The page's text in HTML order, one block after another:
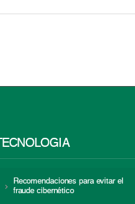
TECNOLOGÍA
Recomendaciones para evitar el
fraude cibernético